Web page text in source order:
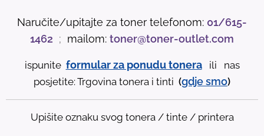
Naručite/upitajte za toner telefonom: 01/615-
1462 ; mailom: toner@toner-outlet.com
ispunite formular za ponudu tonera
ili nas
posjetite: Trgovina tonera i tinti (gdjesmo)
Upišite oznaku svog tonera / tinte / printera